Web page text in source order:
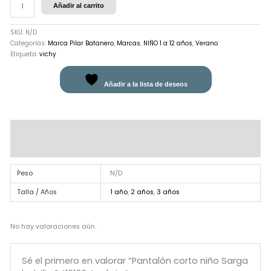
Añadir al carrito
SKU: N/D
Categorías: Marca Pilar Batanero, Marcas, NIÑO 1 a 12 años, Verano
Etiqueta: vichy
Añadir a la lista de deseos
Peso N/D
Talla / Años 1 año, 2 años, 3 años
No hay valoraciones aún.
Sé el primero en valorar “Pantalón corto niño Sarga